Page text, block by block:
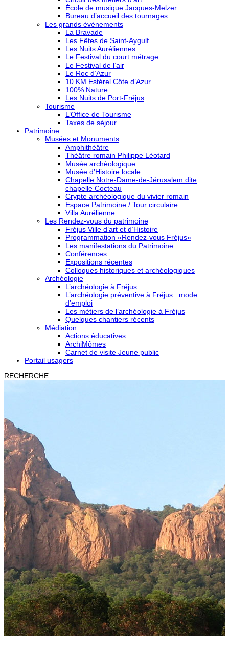
École de musique Jacques-Melzer
Bureau d’accueil des tournages
Les grands événements
La Bravade
Les Fêtes de Saint-Aygulf
Les Nuits Auréliennes
Le Festival du court métrage
Le Festival de l’air
Le Roc d’Azur
10 KM Estérel Côte d’Azur
100% Nature
Les Nuits de Port-Fréjus
Tourisme
L’Office de Tourisme
Taxes de séjour
Patrimoine
Musées et Monuments
Amphithéâtre
Théâtre romain Philippe Léotard
Musée archéologique
Musée d’Histoire locale
Chapelle Notre-Dame-de-Jérusalem dite
chapelle Cocteau
Crypte archéologique du vivier romain
Espace Patrimoine / Tour circulaire
Villa Aurélienne
Les Rendez-vous du patrimoine
Fréjus Ville d’art et d’Histoire
Programmation «Rendez-vous Fréjus»
Les manifestations du Patrimoine
Conférences
Expositions récentes
Colloques historiques et archéologiques
Archéologie
L’archéologie à Fréjus
L’archéologie préventive à Fréjus : mode
d’emploi
Les métiers de l’archéologie à Fréjus
Quelques chantiers récents
Médiation
Actions éducatives
ArchiMômes
Carnet de visite Jeune public
Portail usagers
RECHERCHE